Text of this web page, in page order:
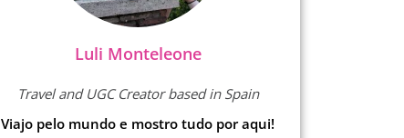
Luli Monteleone
Travel and UGC Creator based in Spain
Viajo pelo mundo e mostro tudo por aqui!